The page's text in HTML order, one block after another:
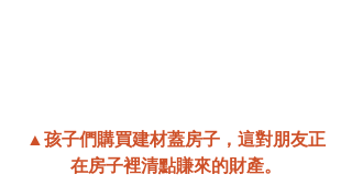
▲孩子們購買建材蓋房子，這對朋友正
在房子裡清點賺來的財產。